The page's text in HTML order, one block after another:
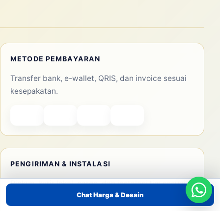
Chat Harga & Desain
METODE PEMBAYARAN
Transfer bank, e-wallet, QRIS, dan invoice sesuai
kesepakatan.
PENGIRIMAN & INSTALASI
Pickup, kurir lokal, cargo, dan instalasi tim sesuai